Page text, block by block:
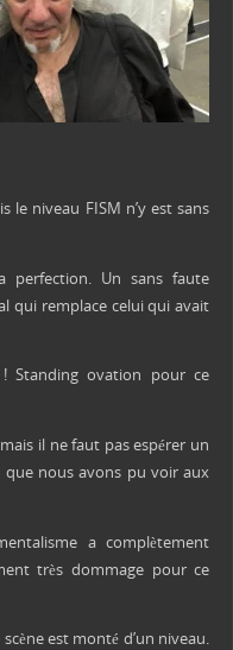
le niveau FISM n’y est sans
perfection. Un sans faute
qui remplace celui qui avait
Standing ovation pour ce
il ne faut pas espérer un
nous avons pu voir aux
a complètement
très dommage pour ce
est monté d’un niveau.